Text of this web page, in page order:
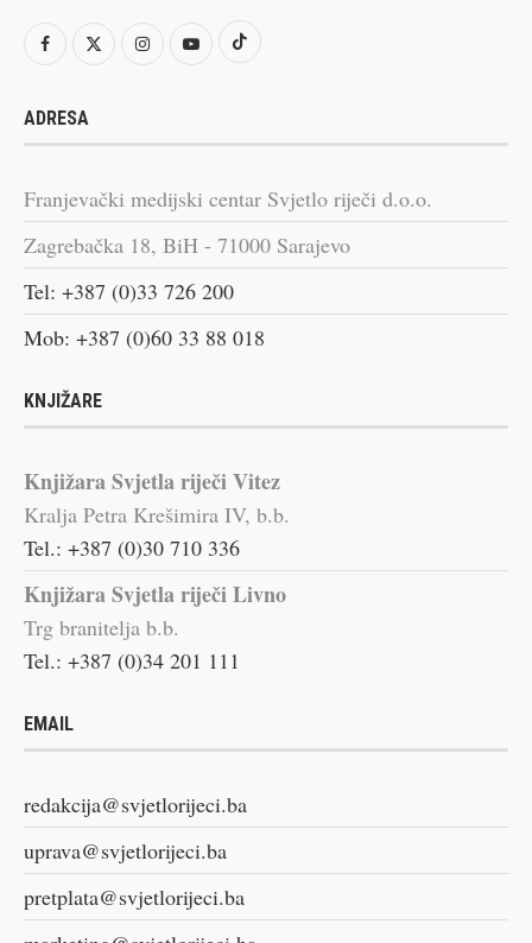
ADRESA
Franjevački medijski centar Svjetlo riječi d.o.o.
Zagrebačka 18, BiH - 71000 Sarajevo
Tel: +387 (0)33 726 200
Mob: +387 (0)60 33 88 018
KNJIŽARE
Knjižara Svjetla riječi Vitez
Kralja Petra Krešimira IV, b.b.
Tel.: +387 (0)30 710 336
Knjižara Svjetla riječi Livno
Trg branitelja b.b.
Tel.: +387 (0)34 201 111
EMAIL
redakcija@svjetlorijeci.ba
uprava@svjetlorijeci.ba
pretplata@svjetlorijeci.ba